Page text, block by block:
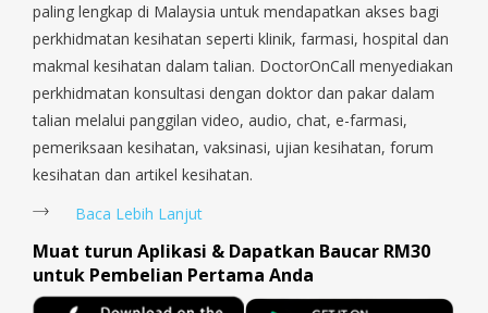
paling lengkap di Malaysia untuk mendapatkan akses bagi
perkhidmatan kesihatan seperti klinik, farmasi, hospital dan
makmal kesihatan dalam talian. DoctorOnCall menyediakan
perkhidmatan konsultasi dengan doktor dan pakar dalam
talian melalui panggilan video, audio, chat, e-farmasi,
pemeriksaan kesihatan, vaksinasi, ujian kesihatan, forum
kesihatan dan artikel kesihatan.
Baca Lebih Lanjut
Muat turun Aplikasi & Dapatkan Baucar RM30
untuk Pembelian Pertama Anda